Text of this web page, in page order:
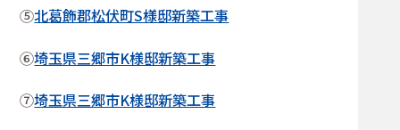
⑤北葛飾郡松伏町S様邸新築工事
⑥埼玉県三郷市K様邸新築工事
⑦埼玉県三郷市K様邸新築工事